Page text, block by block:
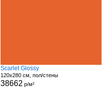
Scarlet Glossy
120x280 см, пол/стены
38662 р/м²